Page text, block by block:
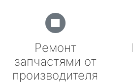
Ремонт
запчастями от
производителя